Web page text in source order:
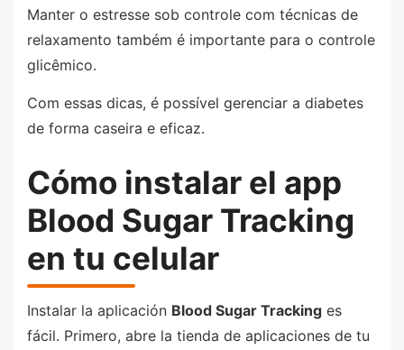
Manter o estresse sob controle com técnicas de
relaxamento também é importante para o controle
glicêmico.
Com essas dicas, é possível gerenciar a diabetes
de forma caseira e eficaz.
Cómo instalar el app
Blood Sugar Tracking
en tu celular
Instalar la aplicación Blood Sugar Tracking es
fácil. Primero, abre la tienda de aplicaciones de tu